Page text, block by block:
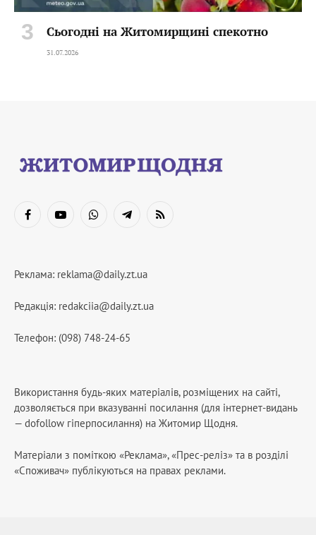
Сьогодні на Житомирщині спекотно
31.07.2026
FacebookYouTubeWhatsAppTelegramRSS
Реклама: reklama@daily.zt.ua
Редакція: redakciia@daily.zt.ua
Телефон: (098) 748-24-65
Використання будь-яких матеріалів, розміщених на сайті,
дозволяється при вказуванні посилання (для інтернет-видань
— dofollow гіперпосилання) на Житомир Щодня.
Матеріали з поміткою «Реклама», «Прес-реліз» та в розділі
«Споживач» публікуються на правах реклами.